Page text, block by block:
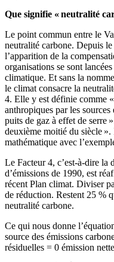
Que signifie « neutralité
Le point commun entre le
neutralité carbone. Depuis
l’apparition de la
organisations se sont
climatique. Et sans la
le climat consacre la
4. Elle y est définie comme
anthropiques par les
puits de gaz à effet de serre
deuxième moitié du siècle
mathématique avec
Le Facteur 4, c’est-à-dire
d’émissions de 1990, est
récent Plan climat. Diviser
de réduction. Restent 25 %
neutralité carbone.
Ce qui nous donne
source des émissions
résiduelles = 0 émission nette